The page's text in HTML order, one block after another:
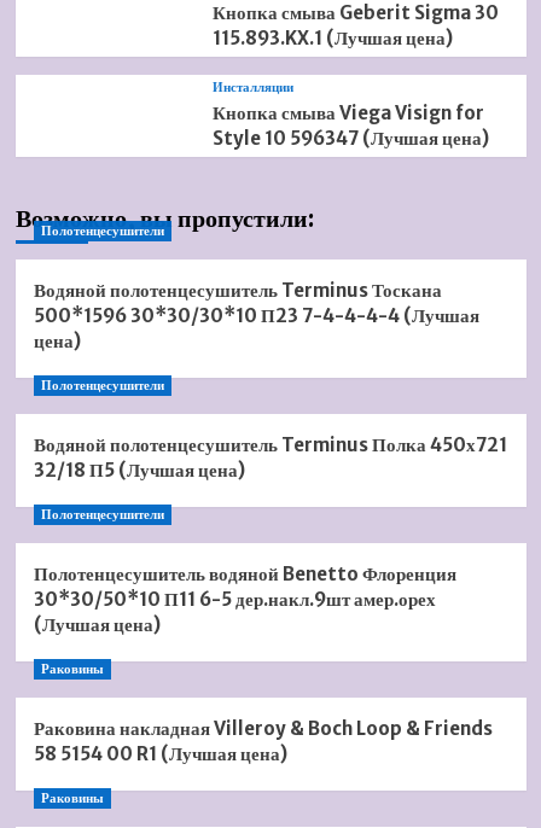
Кнопка смыва Geberit Sigma 30
115.893.KX.1 (Лучшая цена)
Инсталляции
Кнопка смыва Viega Visign for
Style 10 596347 (Лучшая цена)
Возможно, вы пропустили:
Полотенцесушители
Водяной полотенцесушитель Terminus Тоскана
500*1596 30*30/30*10 П23 7-4-4-4-4 (Лучшая
цена)
Полотенцесушители
Водяной полотенцесушитель Terminus Полка 450х721
32/18 П5 (Лучшая цена)
Полотенцесушители
Полотенцесушитель водяной Benetto Флоренция
30*30/50*10 П11 6-5 дер.накл.9шт амер.орех
(Лучшая цена)
Раковины
Раковина накладная Villeroy & Boch Loop & Friends
58 5154 00 R1 (Лучшая цена)
Раковины